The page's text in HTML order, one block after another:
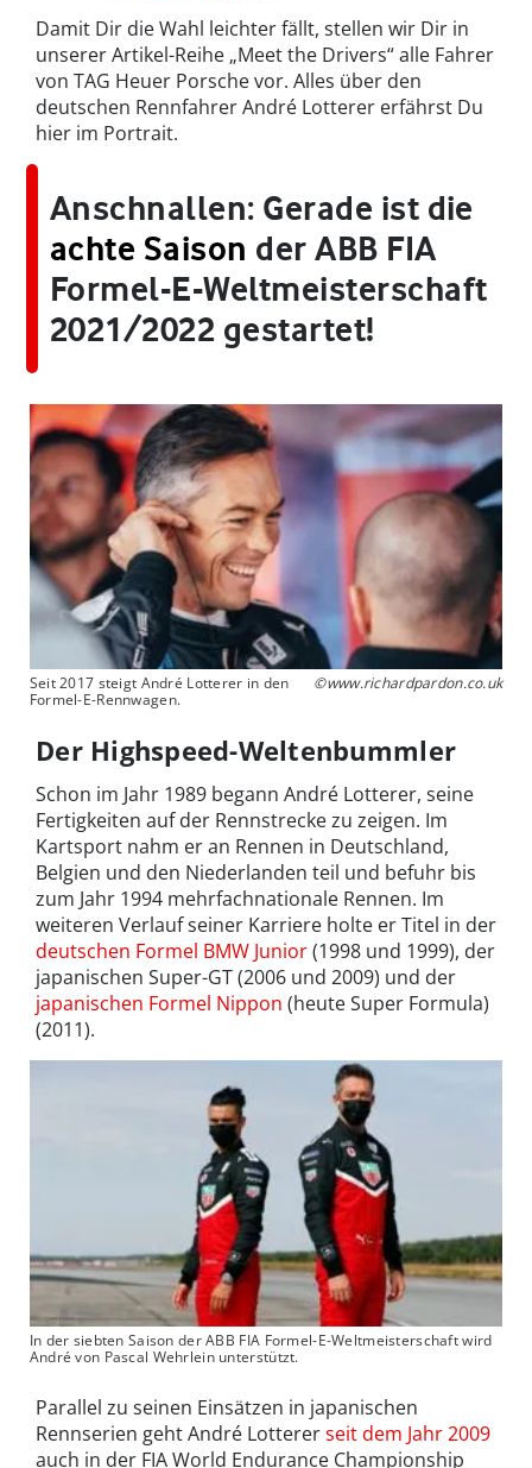
Damit Dir die Wahl leichter fällt, stellen wir Dir in
unserer Artikel-Reihe „Meet the Drivers“ alle Fahrer
von TAG Heuer Porsche vor. Alles über den
deutschen Rennfahrer André Lotterer erfährst Du
hier im Portrait.
Anschnallen: Gerade ist die
achte Saison der ABB FIA
Formel-E-Weltmeisterschaft
2021/2022 gestartet!
Seit 2017 steigt André Lotterer in den
Formel-E-Rennwagen.
©www.richardpardon.co.uk
Der Highspeed-Weltenbummler
Schon im Jahr 1989 begann André Lotterer, seine
Fertigkeiten auf der Rennstrecke zu zeigen. Im
Kartsport nahm er an Rennen in Deutschland,
Belgien und den Niederlanden teil und befuhr bis
zum Jahr 1994 mehrfachnationale Rennen. Im
weiteren Verlauf seiner Karriere holte er Titel in der
deutschen Formel BMW Junior(1998 und 1999), der
japanischen Super-GT (2006 und 2009) und der
japanischen Formel Nippon (heute Super Formula)
(2011).
In der siebten Saison der ABB FIA Formel-E-Weltmeisterschaft wird
André von Pascal Wehrlein unterstützt.
Parallel zu seinen Einsätzen in japanischen
Rennserien geht André Lottererseit dem Jahr 2009
auch in der FIA World Endurance Championship